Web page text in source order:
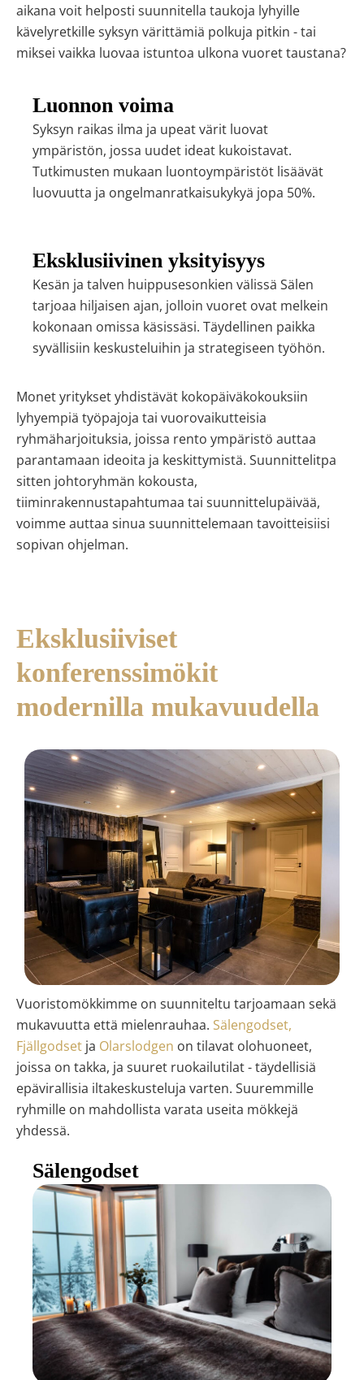
aikana voit helposti suunnitella taukoja lyhyille
kävelyretkille syksyn värittämiä polkuja pitkin - tai
miksei vaikka luovaa istuntoa ulkona vuoret taustana?
Luonnon voima
Syksyn raikas ilma ja upeat värit luovat
ympäristön, jossa uudet ideat kukoistavat.
Tutkimusten mukaan luontoympäristöt lisäävät
luovuutta ja ongelmanratkaisukykyä jopa 50%.
Eksklusiivinen yksityisyys
Kesän ja talven huippusesonkien välissä Sälen
tarjoaa hiljaisen ajan, jolloin vuoret ovat melkein
kokonaan omissa käsissäsi. Täydellinen paikka
syvällisiin keskusteluihin ja strategiseen työhön.
Monet yritykset yhdistävät kokopäiväkokouksiin
lyhyempiä työpajoja tai vuorovaikutteisia
ryhmäharjoituksia, joissa rento ympäristö auttaa
parantamaan ideoita ja keskittymistä. Suunnittelitpa
sitten johtoryhmän kokousta,
tiiminrakennustapahtumaa tai suunnittelupäivää,
voimme auttaa sinua suunnittelemaan tavoitteisiisi
sopivan ohjelman.
Eksklusiiviset
konferenssimökit
modernilla mukavuudella
Vuoristomökkimme on suunniteltu tarjoamaan sekä
mukavuutta että mielenrauhaa. Sälengodset,
Fjällgodset ja Olarslodgen on tilavat olohuoneet,
joissa on takka, ja suuret ruokailutilat - täydellisiä
epävirallisia iltakeskusteluja varten. Suuremmille
ryhmille on mahdollista varata useita mökkejä
yhdessä.
Sälengodset